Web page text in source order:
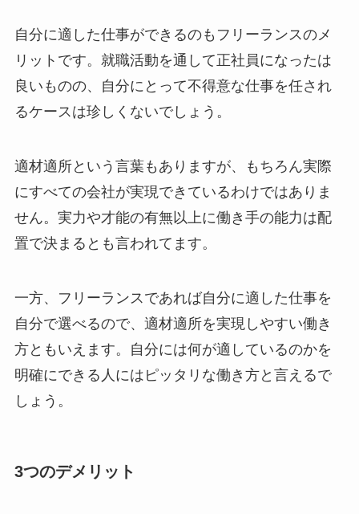
自分に適した仕事ができるのもフリーランスのメ
リットです。就職活動を通して正社員になったは
良いものの、自分にとって不得意な仕事を任され
るケースは珍しくないでしょう。
適材適所という言葉もありますが、もちろん実際
にすべての会社が実現できているわけではありま
せん。実力や才能の有無以上に働き手の能力は配
置で決まるとも言われてます。
一方、フリーランスであれば自分に適した仕事を
自分で選べるので、適材適所を実現しやすい働き
方ともいえます。自分には何が適しているのかを
明確にできる人にはピッタリな働き方と言えるで
しょう。
3つのデメリット